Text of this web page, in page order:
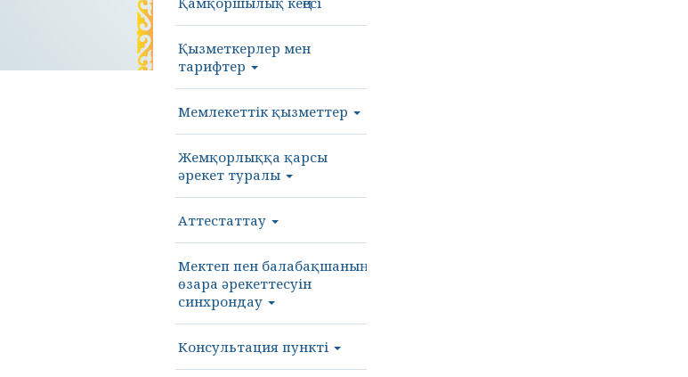
Қызметкерлер мен
тарифтер
Мемлекеттік қызметтер
Жемқорлыққа қарсы
әрекет туралы
Аттестаттау
Мектеп пен балабақшаның
өзара әрекеттесуін
синхрондау
Консультация пункті